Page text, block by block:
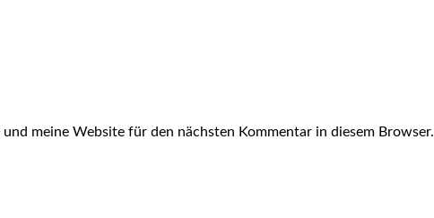
meine Website für den nächsten Kommentar in diesem Browser.